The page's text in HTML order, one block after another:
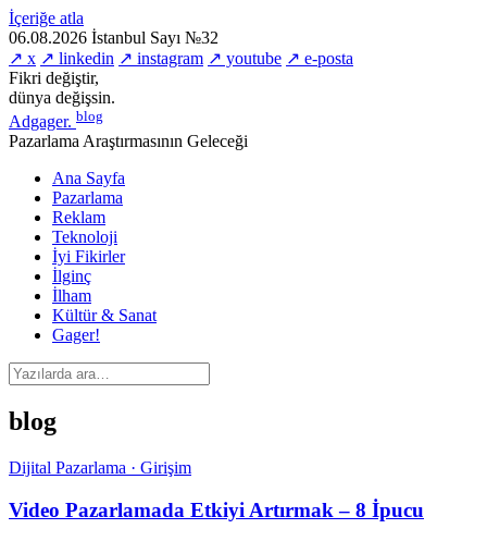
İçeriğe atla
06.08.2026 İstanbul Sayı №32
↗ x ↗ linkedin ↗ instagram ↗ youtube ↗ e-posta
Fikri değiştir,
dünya değişsin.
Adgager. blog
Pazarlama Araştırmasının Geleceği
Ana Sayfa
Pazarlama
Reklam
Teknoloji
İyi Fikirler
İlginç
İlham
Kültür & Sanat
Gager!
blog
Dijital Pazarlama · Girişim
Video Pazarlamada Etkiyi Artırmak – 8 İpucu